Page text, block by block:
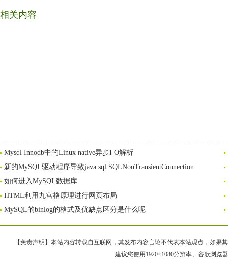
相关内容
Mysql Innodb中的Linux native异步I O解析
新的MySQL驱动程序导致java.sql.SQLNonTransientConnection
如何进入MySQL数据库
HTML利用九宫格原理进行网页布局
MySQL的binlog的格式及优缺点区分是什么呢
【免责声明】本站内容转载自互联网，其发布内容言论不代表本站观点，如果
建议您使用1920×1080分辨率、谷歌浏览